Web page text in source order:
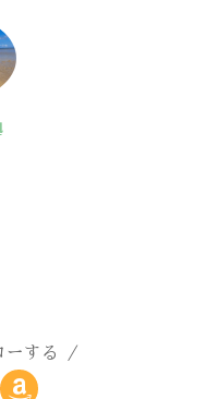
ーする